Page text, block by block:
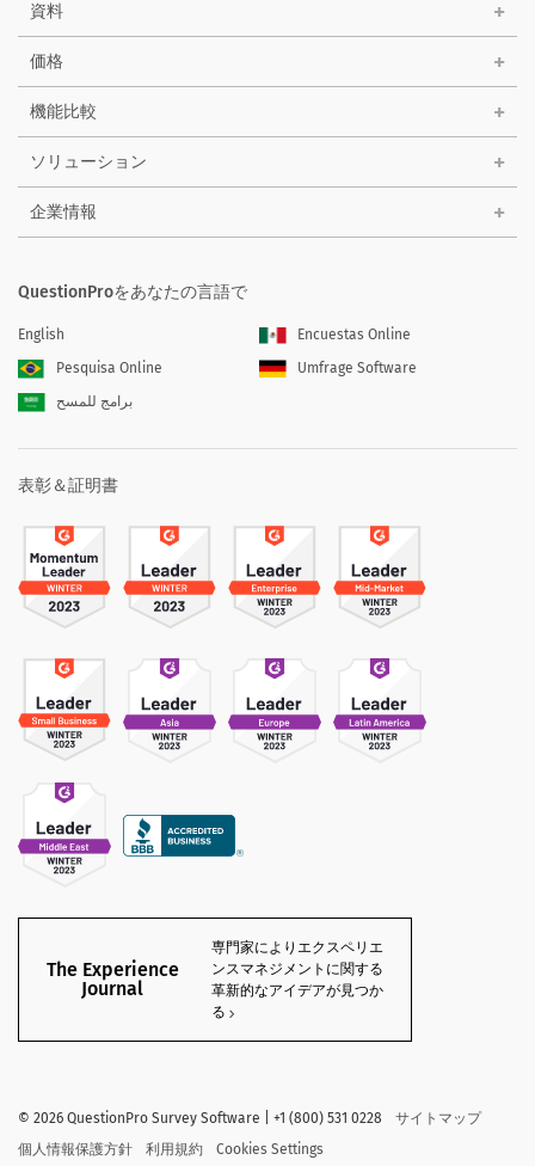
資料
価格
機能比較
ソリューション
企業情報
QuestionProをあなたの言語で
English
Encuestas Online
Pesquisa Online
Umfrage Software
برامج للمسح
表彰＆証明書
The Experience
Journal
専門家によりエクスペリエ
ンスマネジメントに関する
革新的なアイデアが見つか
る
© 2026 QuestionPro Survey Software | +1 (800) 531 0228
サイトマップ
個人情報保護方針
利用規約 Cookies Settings